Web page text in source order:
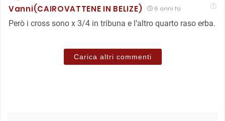
Vanni(CAIROVATTENE IN BELIZE) 6 anni fa
Però i cross sono x 3/4 in tribuna e l’altro quarto raso erba.
Carica altri commenti